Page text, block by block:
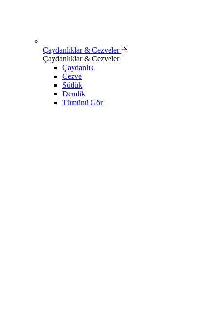
Çaydanlıklar & Cezveler
Çaydanlıklar & Cezveler
Çaydanlık
Cezve
Sütlük
Demlik
Tümünü Gör